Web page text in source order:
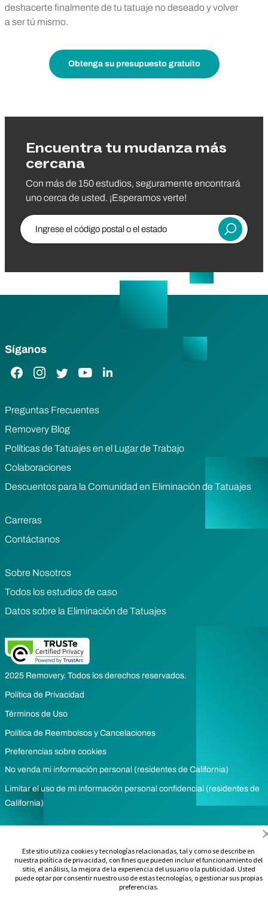
Este sitio utiliza cookies y tecnologías relacionadas, tal y como se describe en
nuestra política de privacidad, con fines que pueden incluir el funcionamiento del
sitio, el análisis, la mejora de la experiencia del usuario o la publicidad. Usted
puede optar por consentir nuestro uso de estas tecnologías, o gestionar sus propias
preferencias.
deshacerte finalmente de tu tatuaje no deseado y volver
a ser tú mismo.
Obtenga su presupuesto gratuito
Encuentra tu mudanza más
cercana
Con más de 150 estudios, seguramente encontrará
uno cerca de usted. ¡Esperamos verte!
Ingrese el código postal o el estado
Entregar
Síganos
Enlace de Facebook
Enlace de Instagram
Enlace de Twitter
Enlace de YouTube
Enlace de LinkedIn
Preguntas Frecuentes
Removery Blog
Políticas de Tatuajes en el Lugar de Trabajo
Colaboraciones
Descuentos para la Comunidad en Eliminación de Tatuajes
Carreras
Contáctanos
Sobre Nosotros
Todos los estudios de caso
Datos sobre la Eliminación de Tatuajes
2025 Removery. Todos los derechos reservados.
Política de Privacidad
Términos de Uso
Política de Reembolsos y Cancelaciones
Preferencias sobre cookies
No venda mi información personal (residentes de California)
Limitar el uso de mi información personal confidencial (residentes de
California)